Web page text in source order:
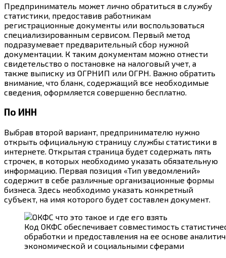
Предприниматель может лично обратиться в службу
статистики, предоставив работникам
регистрационные документы или воспользоваться
специализированным сервисом. Первый метод
подразумевает предварительный сбор нужной
документации. К таким документам можно отнести
свидетельство о постановке на налоговый учет, а
также выписку из ОГРНИП или ОГРН. Важно обратить
внимание, что бланк, содержащий все необходимые
сведения, оформляется совершенно бесплатно.
По ИНН
Выбрав второй вариант, предпринимателю нужно
открыть официальную страницу службы статистики в
интернете. Открытая страница будет содержать пять
строчек, в которых необходимо указать обязательную
информацию. Первая позиция «Тип уведомлений»
содержит в себе различные организационные формы
бизнеса. Здесь необходимо указать конкретный
субъект, на имя которого будет составлен документ.
Код ОКФС обеспечивает совместимость
обработки и предоставления на ее основе
экономической и социальными сферами